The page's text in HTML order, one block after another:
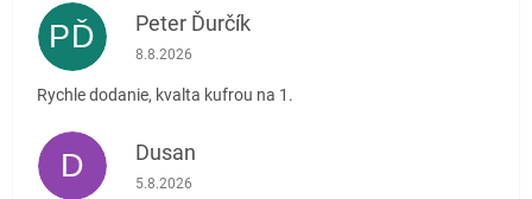
PĎ Peter Ďurčík
Hodnotenie obchodu je 5 z 5 hviezdičiek.
8.8.2026
Rychle dodanie, kvalta kufrou na 1.
D Dusan
Hodnotenie obchodu je 5 z 5 hviezdičiek.
5.8.2026